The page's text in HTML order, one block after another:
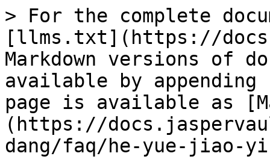
> For the complete
[llms.txt](https://
Markdown versions of
available by
page is available as
(https://
dang/faq/he-yue-jiao-